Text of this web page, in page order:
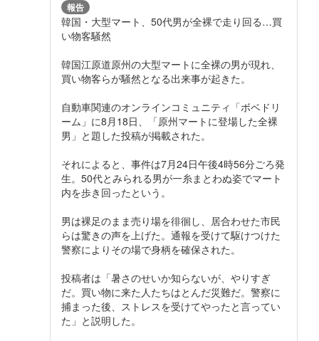
報告
韓国・大型マート、50代男が全裸で走り回る…買
い物客騒然
韓国江原道原州の大型マートに全裸の男が現れ、
買い物客らが騒然となる出来事が起きた。
自動車関連のオンラインコミュニティ「ボベドリ
ーム」に8月18日、「原州マートに登場した全裸
男」と題した投稿が掲載された。
それによると、事件は7月24日午後4時56分ごろ発
生。50代とみられる男が一糸まとわぬ姿でマート
内を歩き回ったという。
男は裸足のまま売り場を徘徊し、居合わせた市民
らは驚きの声を上げた。通報を受けて駆けつけた
警察によりその場で身柄を確保された。
投稿者は「暑さのせいか知らないが、やりすぎ
だ。買い物に来た人たちはとんだ災難だ。警察に
捕まった後、ストレスを受けてやったと言ってい
た」と説明した。